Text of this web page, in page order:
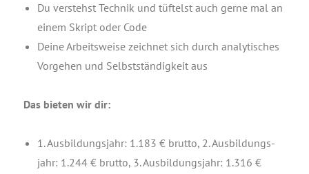
Du ver­stehst Tech­nik und tüf­telst auch ger­ne mal an
einem Skript oder Code
Dei­ne Arbeits­wei­se zeich­net sich durch ana­ly­ti­sches
Vor­ge­hen und Selbst­stän­dig­keit aus
Das bie­ten wir dir:
1. Aus­bil­dungs­jahr: 1.183 € brut­to, 2. Aus­bil­dungs­
jahr: 1.244 € brut­to, 3. Aus­bil­dungs­jahr: 1.316 €